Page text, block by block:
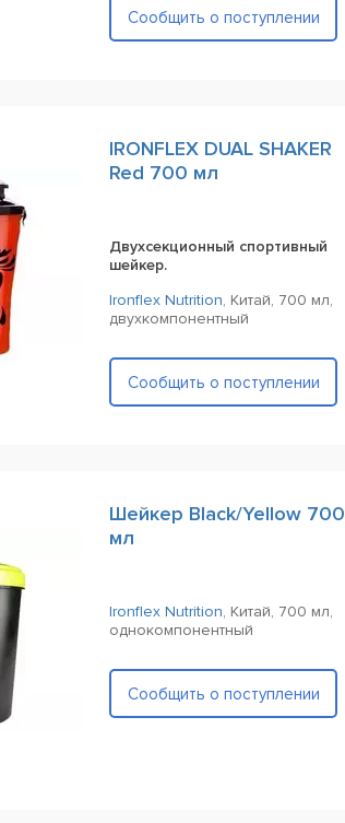
Сообщить о поступлении
IRONFLEX DUAL SHAKER
Red 700 мл
Двухсекционный спортивный
шейкер.
Ironflex Nutrition, Китай, 700 мл,
двухкомпонентный
Сообщить о поступлении
Шейкер Black/Yellow 700
мл
Ironflex Nutrition, Китай, 700 мл,
однокомпонентный
Сообщить о поступлении